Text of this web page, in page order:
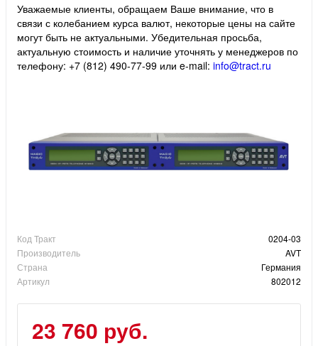
Уважаемые клиенты, обращаем Ваше внимание, что в
связи с колебанием курса валют, некоторые цены на сайте
могут быть не актуальными. Убедительная просьба,
актуальную стоимость и наличие уточнять у менеджеров по
телефону: +7 (812) 490-77-99 или e-mail: info@tract.ru
Код Тракт
0204-03
Производитель
AVT
Страна
Германия
Артикул
802012
23 760 руб.